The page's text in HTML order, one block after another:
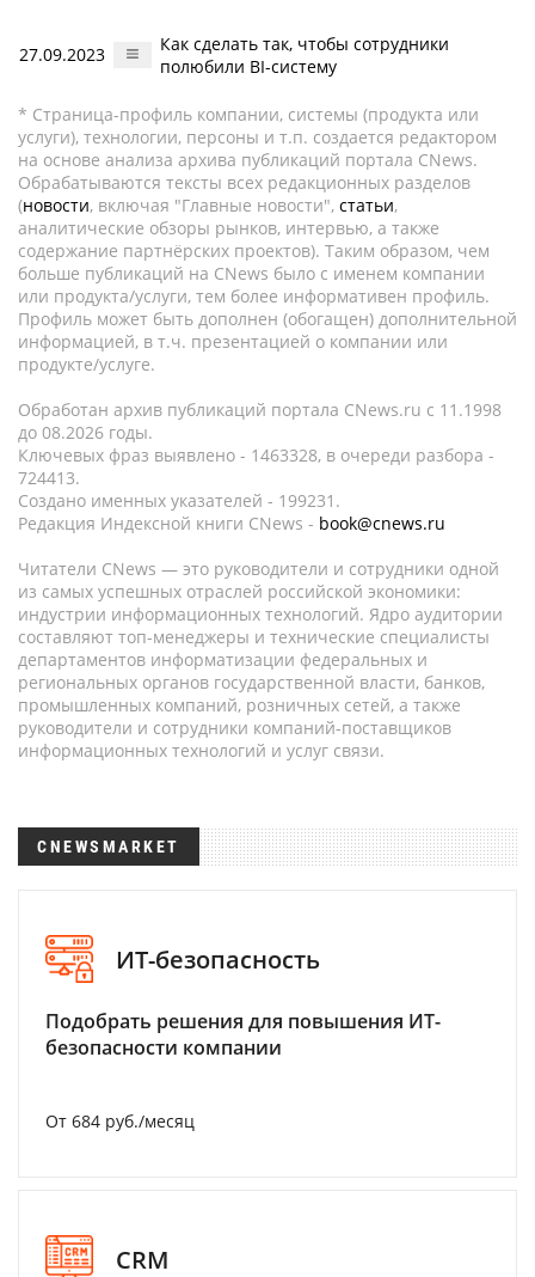
27.09.2023
Как сделать так, чтобы сотрудники
полюбили BI-систему
* Страница-профиль компании, системы (продукта или
услуги), технологии, персоны и т.п. создается редактором
на основе анализа архива публикаций портала CNews.
Обрабатываются тексты всех редакционных разделов
(новости, включая "Главные новости", статьи,
аналитические обзоры рынков, интервью, а также
содержание партнёрских проектов). Таким образом, чем
больше публикаций на CNews было с именем компании
или продукта/услуги, тем более информативен профиль.
Профиль может быть дополнен (обогащен) дополнительной
информацией, в т.ч. презентацией о компании или
продукте/услуге.
Обработан архив публикаций портала CNews.ru c 11.1998
до 08.2026 годы.
Ключевых фраз выявлено - 1463328, в очереди разбора -
724413.
Создано именных указателей - 199231.
Редакция Индексной книги CNews - book@cnews.ru
Читатели CNews — это руководители и сотрудники одной
из самых успешных отраслей российской экономики:
индустрии информационных технологий. Ядро аудитории
составляют топ-менеджеры и технические специалисты
департаментов информатизации федеральных и
региональных органов государственной власти, банков,
промышленных компаний, розничных сетей, а также
руководители и сотрудники компаний-поставщиков
информационных технологий и услуг связи.
CNEWSMARKET
ИТ-безопасность
Подобрать решения для повышения ИТ-
безопасности компании
От 684 руб./месяц
CRM